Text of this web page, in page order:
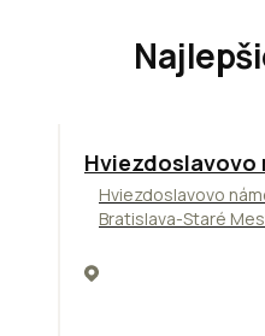
ODPORÚČAME
Hviezdoslavovo
Hviezdoslavovo
Bratislava-Staré